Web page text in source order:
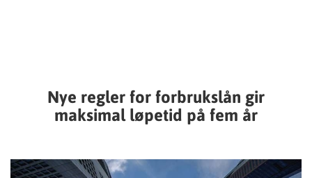
Nye regler for forbrukslån gir
maksimal løpetid på fem år